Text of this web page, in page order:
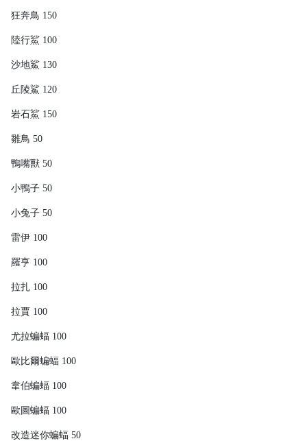
狂奔鳥 150
陸行鯊 100
沙地鯊 130
丘陵鯊 120
岩石鯊 150
雛鳥 50
鴨嘴獸 50
小鴨子 50
小兔子 50
雷伊 100
羅亨 100
拉扎 100
拉賈 100
尤拉蝙蝠 100
歐比爾蝙蝠 100
韋伯蝙蝠 100
歐圖蝙蝠 100
改造迷你蝙蝠 50